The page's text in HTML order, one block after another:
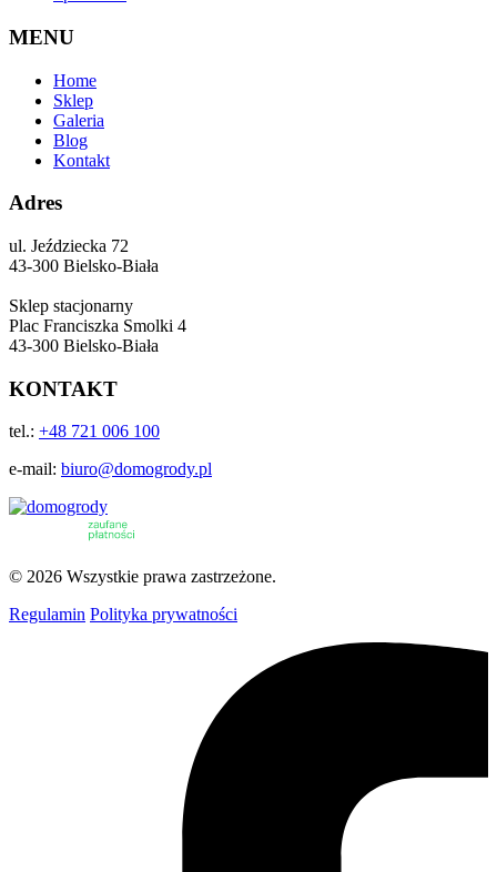
MENU
Home
Sklep
Galeria
Blog
Kontakt
Adres
ul. Jeździecka 72
43-300 Bielsko-Biała
Sklep stacjonarny
Plac Franciszka Smolki 4
43-300 Bielsko-Biała
KONTAKT
tel.: +48 721 006 100
e-mail: biuro@domogrody.pl
© 2026 Wszystkie prawa zastrzeżone.
Regulamin Polityka prywatności